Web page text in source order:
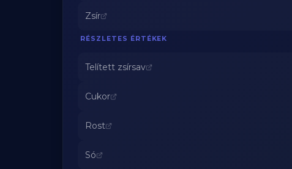
Zsír
RÉSZLETES ÉRTÉKEK
Telített zsírsav
Cukor
Rost
Só